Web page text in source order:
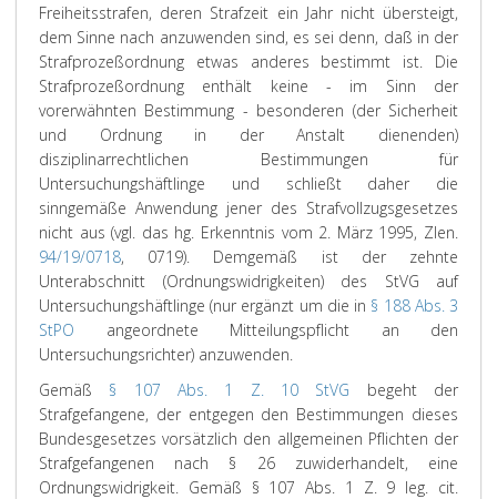
Freiheitsstrafen, deren Strafzeit ein Jahr nicht übersteigt,
dem Sinne nach anzuwenden sind, es sei denn, daß in der
Strafprozeßordnung etwas anderes bestimmt ist. Die
Strafprozeßordnung enthält keine - im Sinn der
vorerwähnten Bestimmung - besonderen (der Sicherheit
und Ordnung in der Anstalt dienenden)
disziplinarrechtlichen Bestimmungen für
Untersuchungshäftlinge und schließt daher die
sinngemäße Anwendung jener des Strafvollzugsgesetzes
nicht aus (vgl. das hg. Erkenntnis vom 2. März 1995, Zlen.
94/19/0718, 0719). Demgemäß ist der zehnte
Unterabschnitt (Ordnungswidrigkeiten) des StVG auf
Untersuchungshäftlinge (nur ergänzt um die in § 188 Abs. 3
StPO angeordnete Mitteilungspflicht an den
Untersuchungsrichter) anzuwenden.
Gemäß § 107 Abs. 1 Z. 10 StVG begeht der
Strafgefangene, der entgegen den Bestimmungen dieses
Bundesgesetzes vorsätzlich den allgemeinen Pflichten der
Strafgefangenen nach § 26 zuwiderhandelt, eine
Ordnungswidrigkeit. Gemäß § 107 Abs. 1 Z. 9 leg. cit.